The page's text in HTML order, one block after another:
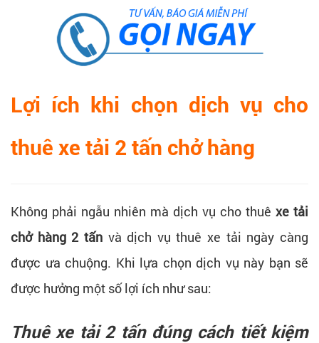
Lợi ích khi chọn dịch vụ cho
thuê xe tải 2 tấn chở hàng
Không phải ngẫu nhiên mà dịch vụ cho thuê xe tải
chở hàng 2 tấnvà dịch vụ thuê xe tải ngày càng
được ưa chuộng. Khi lựa chọn dịch vụ này bạn sẽ
được hưởng một số lợi ích như sau:
Thuê xe tải 2 tấn đúng cách tiết kiệm